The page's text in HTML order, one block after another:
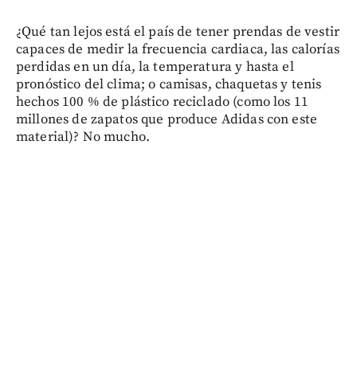
¿Qué tan lejos está el país de tener prendas de vestir
capaces de medir la frecuencia cardiaca, las calorías
perdidas en un día, la temperatura y hasta el
pronóstico del clima; o camisas, chaquetas y tenis
hechos 100 % de plástico reciclado (como los 11
millones de zapatos que produce Adidas con este
material)? No mucho.